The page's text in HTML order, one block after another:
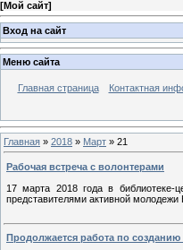
[Мой сайт]
Вход на сайт
Меню сайта
Главная страница Контактная
Главная » 2018 » Март » 21
Рабочая встреча с волонтерами
17 марта 2018 года в библиотеке-
представителями активной молодежи
Продолжается работа по